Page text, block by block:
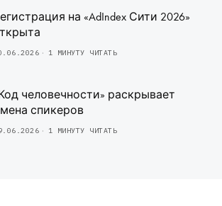
на «AdIndex Сити 2026»
1 МИНУТУ ЧИТАТЬ
человечности» раскрывает
спикеров
1 МИНУТУ ЧИТАТЬ